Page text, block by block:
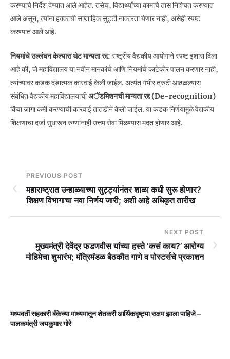
करण्याचे निर्देश देण्यात आले आहेत. तसेच, विद्यार्थ्यांच्या कामाचे तास निश्चित करण्यात
आले असून, त्यांना हक्काची साप्ताहिक सुट्टी नाकारता येणार नाही, असेही स्पष्ट
करण्यात आले आहे.
नियमांचे उल्लंघन केल्यास थेट मान्यता रद्द: राष्ट्रीय वैद्यकीय आयोगाने स्पष्ट इशारा दिला
आहे की, जे महाविद्यालय या नवीन मानकांचे आणि नियमांचे काटेकोर पालन करणार नाही,
त्यांच्यावर कडक दंडात्मक कारवाई केली जाईल. अत्यंत गंभीर त्रुटी आढळल्यास
संबंधित वैद्यकीय महाविद्यालयाचीअॅडमिशनची मान्यता रद्द (De-recognition)
किंवा जागा कमी करण्याची कारवाई तातडीने केली जाईल. या कडक निर्णयामुळे वैद्यकीय
शिक्षणाचा दर्जा सुधारून रुग्णांनाही उत्तम सेवा मिळण्यास मदत होणार आहे.
PREVIOUS POST
महाराष्ट्रात उन्हाळ्याच्या सुट्ट्यांनंतर शाळा कधी सुरू होणार?
शिक्षण विभागाचा नवा निर्णय जारी; अशी आहे अधिकृत तारीख
NEXT POST
मुख्यमंत्री देवेंद्र फडणवीस यांच्या हस्ते ‘कसं काय?’ आरोग्य
मोहिमेचा शुभारंभ; मंत्रिमंडळ बैठकीत गाणे व पोस्टर्सचे प्रकाशन
मध्यवर्ती सहकारी बँकेच्या माध्यमातून शेतकरी आर्थिकदृष्ट्या सक्षम झाला पाहिजे –
पालकमंत्री जयकुमार गोरे